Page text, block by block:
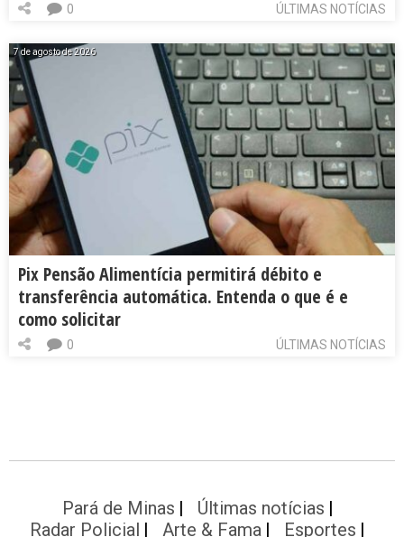
ÚLTIMAS NOTÍCIAS
0
7 de agosto de 2026
Pix Pensão Alimentícia permitirá débito e
transferência automática. Entenda o que é e
como solicitar
ÚLTIMAS NOTÍCIAS
0
Pará de Minas
Últimas notícias
Radar Policial
Arte & Fama Esportes